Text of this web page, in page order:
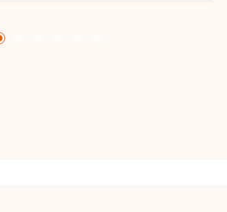
conta com sala, 2 quartos